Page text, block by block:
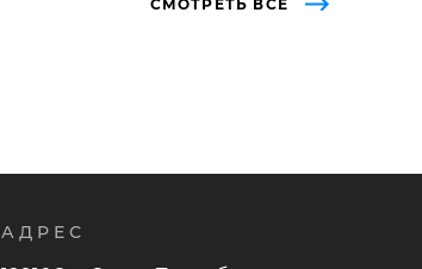
СМОТРЕТЬ ВСЕ
АДРЕС